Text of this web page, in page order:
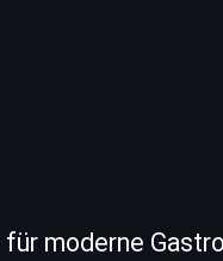
moderne